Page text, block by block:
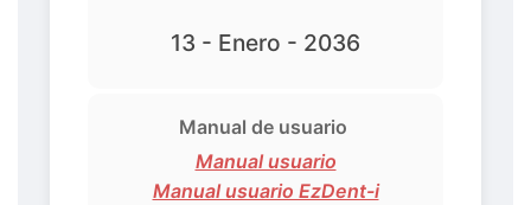
13 - Enero - 2036
Manual de usuario
Manual usuario
Manual usuario EzDent-i